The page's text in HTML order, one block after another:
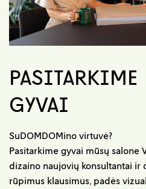
PASITARKIME
GYVAI
SuDOMDOMino virtuvė?
Pasitarkime gyvai mūsų salone
dizaino naujovių konsultantai ir
rūpimus klausimus, padės